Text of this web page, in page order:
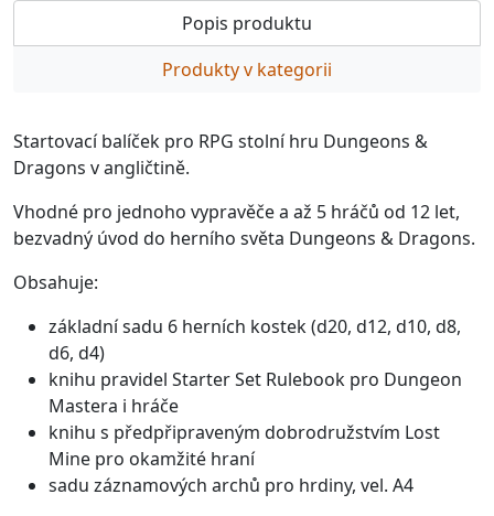
Popis produktu
Produkty v kategorii
Startovací balíček pro RPG stolní hru Dungeons &
Dragons v angličtině.
Vhodné pro jednoho vypravěče a až 5 hráčů od 12 let,
bezvadný úvod do herního světa Dungeons & Dragons.
Obsahuje:
základní sadu 6 herních kostek (d20, d12, d10, d8,
d6, d4)
knihu pravidel Starter Set Rulebook pro Dungeon
Mastera i hráče
knihu s předpřipraveným dobrodružstvím Lost
Mine pro okamžité hraní
sadu záznamových archů pro hrdiny, vel. A4